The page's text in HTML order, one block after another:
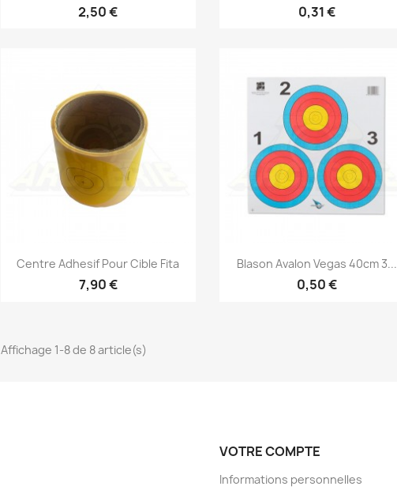
2,50 € 0,31 €
Centre Adhesif Pour Cible Fita
7,90 €
Aperçu rapide Blason Avalon Vegas 40cm 3...
0,50 €
Aperçu rapide
Affichage 1-8 de 8 article(s)
VOTRE COMPTE
Informations personnelles